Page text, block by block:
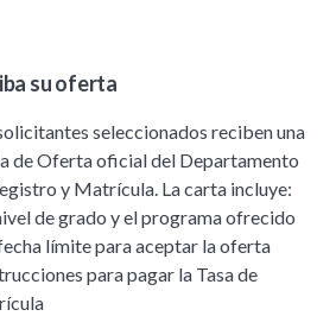
su oferta
seleccionados reciben una
de Oferta oficial del Departamento
y Matrícula. La carta incluye:
de grado y el programa ofrecido
límite para aceptar la oferta
para pagar la Tasa de